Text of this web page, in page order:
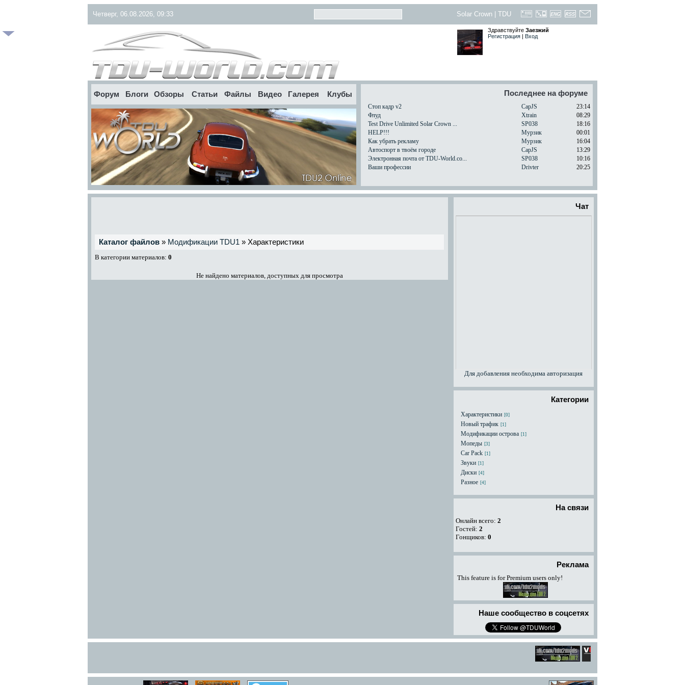
Четверг, 06.08.2026, 09:33 Solar Crown TDU
Здравствуйте Заезжий
Регистрация | Вход
Форум Блоги Обзоры Статьи Файлы Видео Галерея Клубы Последнее на форуме
Стоп кадр v2 CapJS
23:14
Флуд
Xtrain
08:29
Test Drive Unlimited Solar Crown ...
SP038
18:16
HELP!!!
Мурзик
00:01
Как убрать рекламу
Мурзик
16:04
Автоспорт в твоём городе
CapJS
13:29
Электронная почта от TDU-World.co...
SP038
10:16
Ваши профессии
Drivter 20:25
Каталог файлов » Модификации TDU1 » Характеристики
В категории материалов: 0
Не найдено материалов, доступных для просмотра
Чат
Для добавления необходима авторизация
Категории
Характеристики [0]
Новый трафик [1]
Модификации острова [1]
Мопеды [3]
Car Pack [1]
Звуки [1]
Диски [4]
Разное [4]
На связи
Онлайн всего: 2
Гостей: 2
Гонщиков: 0
Реклама
This feature is for Premium users only!
Наше сообщество в соцсетях